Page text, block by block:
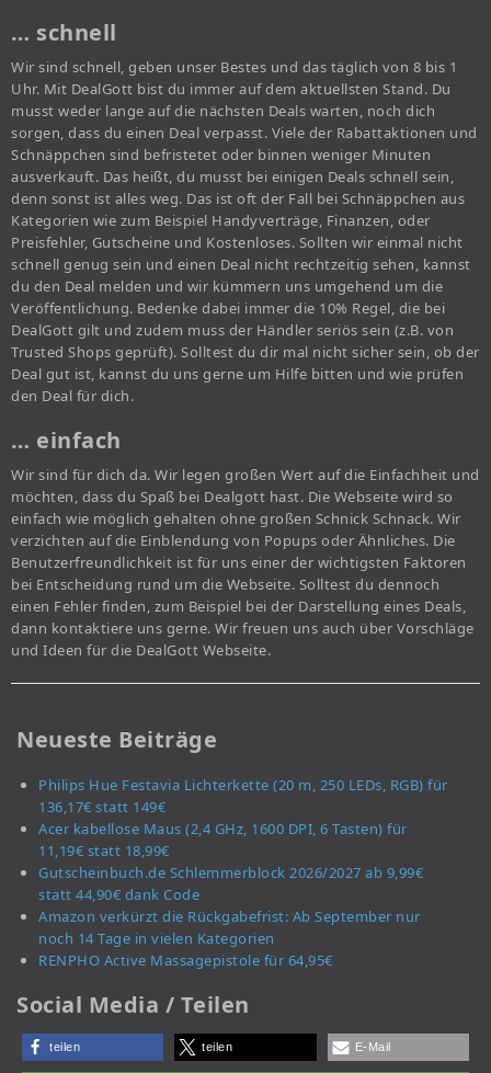
… schnell
Wir sind schnell, geben unser Bestes und das täglich von 8 bis 1
Uhr. Mit DealGott bist du immer auf dem aktuellsten Stand. Du
musst weder lange auf die nächsten Deals warten, noch dich
sorgen, dass du einen Deal verpasst. Viele der Rabattaktionen und
Schnäppchen sind befristetet oder binnen weniger Minuten
ausverkauft. Das heißt, du musst bei einigen Deals schnell sein,
denn sonst ist alles weg. Das ist oft der Fall bei Schnäppchen aus
Kategorien wie zum Beispiel Handyverträge, Finanzen, oder
Preisfehler, Gutscheine und Kostenloses. Sollten wir einmal nicht
schnell genug sein und einen Deal nicht rechtzeitig sehen, kannst
du den Deal melden und wir kümmern uns umgehend um die
Veröffentlichung. Bedenke dabei immer die 10% Regel, die bei
DealGott gilt und zudem muss der Händler seriös sein (z.B. von
Trusted Shops geprüft). Solltest du dir mal nicht sicher sein, ob der
Deal gut ist, kannst du uns gerne um Hilfe bitten und wie prüfen
den Deal für dich.
… einfach
Wir sind für dich da. Wir legen großen Wert auf die Einfachheit und
möchten, dass du Spaß bei Dealgott hast. Die Webseite wird so
einfach wie möglich gehalten ohne großen Schnick Schnack. Wir
verzichten auf die Einblendung von Popups oder Ähnliches. Die
Benutzerfreundlichkeit ist für uns einer der wichtigsten Faktoren
bei Entscheidung rund um die Webseite. Solltest du dennoch
einen Fehler finden, zum Beispiel bei der Darstellung eines Deals,
dann kontaktiere uns gerne. Wir freuen uns auch über Vorschläge
und Ideen für die DealGott Webseite.
Neueste Beiträge
Philips Hue Festavia Lichterkette (20 m, 250 LEDs, RGB) für
136,17€ statt 149€
Acer kabellose Maus (2,4 GHz, 1600 DPI, 6 Tasten) für
11,19€ statt 18,99€
Gutscheinbuch.de Schlemmerblock 2026/2027 ab 9,99€
statt 44,90€ dank Code
Amazon verkürzt die Rückgabefrist: Ab September nur
noch 14 Tage in vielen Kategorien
RENPHO Active Massagepistole für 64,95€
Social Media / Teilen
teilen teilen E-Mail